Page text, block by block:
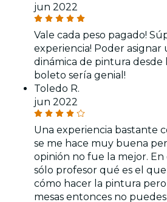
jun 2022
Vale cada peso pagado!
experiencia! Poder asignar
dinámica de pintura desde
boleto sería genial!
Toledo R.
jun 2022
Una experiencia bastante
se me hace muy buena
opinión no fue la mejor.
sólo profesor qué es el
cómo hacer la pintura pero
mesas entonces no